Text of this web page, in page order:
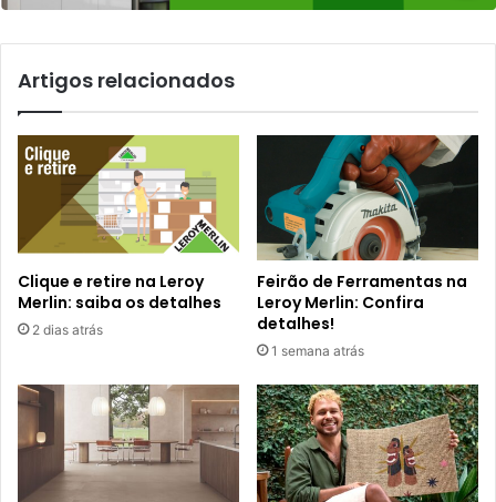
Artigos relacionados
Clique e retire na Leroy
Merlin: saiba os detalhes
2 dias atrás
Feirão de Ferramentas na
Leroy Merlin: Confira
detalhes!
1 semana atrás